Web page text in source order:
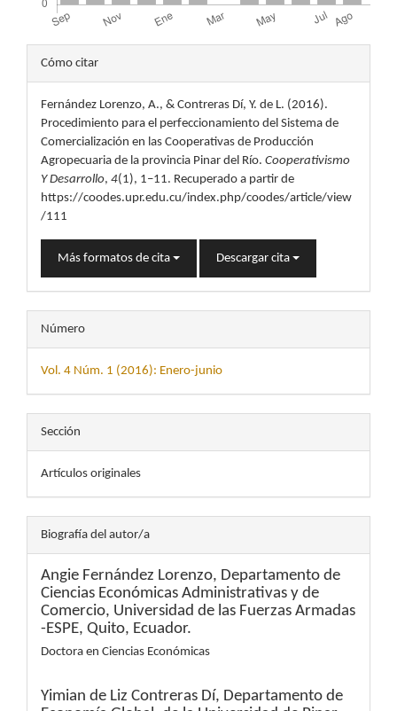
Detalles
del
artículo
Cómo citar
Fernández Lorenzo, A., & Contreras Dí, Y. de L. (2016).
Procedimiento para el perfeccionamiento del Sistema de
Comercialización en las Cooperativas de Producción
Agropecuaria de la provincia Pinar del Río. Cooperativismo
Y Desarrollo, 4(1), 1–11. Recuperado a partir de
https://coodes.upr.edu.cu/index.php/coodes/article/view
/111
Más formatos de cita Descargar cita
Número
Vol. 4 Núm. 1 (2016): Enero-junio
Sección
Artículos originales
Biografía del autor/a
Angie Fernández Lorenzo, Departamento de
Ciencias Económicas Administrativas y de
Comercio, Universidad de las Fuerzas Armadas
-ESPE, Quito, Ecuador.
Doctora en Ciencias Económicas
Yimian de Liz Contreras Dí, Departamento de